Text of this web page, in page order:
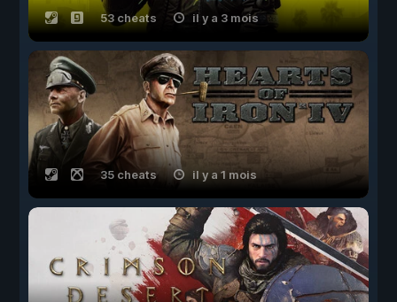
53 cheats il y a 3 mois
35 cheats il y a 1 mois